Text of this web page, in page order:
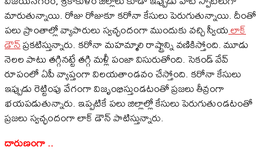
మారుతున్నాయి. రోజు రోజుకూ కరోనా కేసులు పెరుగుతున్నాయి. దీంతో
పలు ప్రాంతాల్లో వ్యాపారులు స్వచ్ఛందంగా ముందుకు వచ్చి స్వీయలాక్
డౌన్ప్రకటిస్తున్నారు. కరోనా మహమ్మారి రాష్ట్రాన్ని వణికిస్తోంది. మూడు
నెలల పాటు తగ్గినట్టే తగ్గి మళ్లీ పంజా విసురుతోంది. సెకండ్ వేవ్
రూపంలో ఏపీ వ్యాప్తంగా విలయతాండవం చేస్తోంది. కరోనా కేసులు
ఇప్పుడు రెట్టింపు వేగంగా విజృంభిస్తుండటంతో ప్రజలు తీవ్రంగా
భయపడుతున్నారు. ఇప్పటికే పలు జిల్లాల్లో కేసులు పెరుగుతుండటంతో
ప్రజలు స్వచ్ఛందంగా లాక్ డౌన్ పాటిస్తున్నారు.
దారుణంగా ..